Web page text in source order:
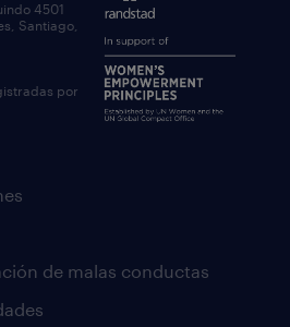
de malas conductas
4501
Santiago,
por